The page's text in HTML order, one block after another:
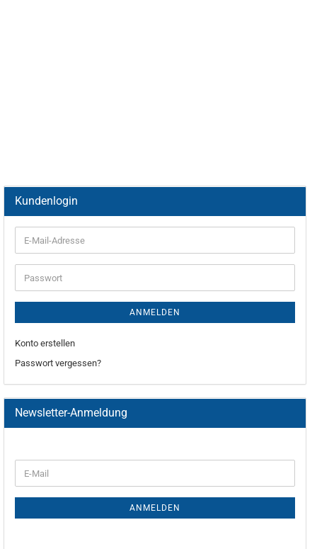
Kundenlogin
ANMELDEN
Konto erstellen
Passwort vergessen?
Newsletter-Anmeldung
ANMELDEN